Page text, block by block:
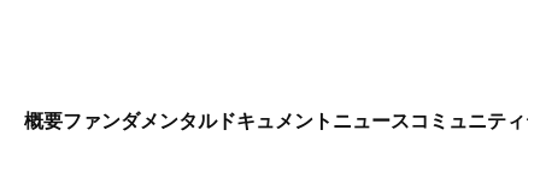
概要ファンダメンタルドキュメント ニュースコミュニティ